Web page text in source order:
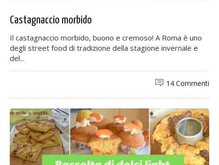
Castagnaccio morbido
Il castagnaccio morbido, buono e cremoso! A Roma è uno
degli street food di tradizione della stagione invernale e
del...
14 Commenti